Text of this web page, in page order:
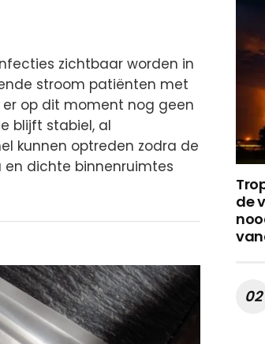
zichtbaar worden in
stroom patiënten met
er op dit moment nog geen
blijft stabiel, al
kunnen optreden zodra de
dichte binnenruimtes
de